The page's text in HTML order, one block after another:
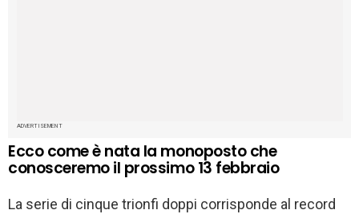
ADVERTISEMENT
Ecco come è nata la monoposto che
conosceremo il prossimo 13 febbraio
La serie di cinque trionfi doppi corrisponde al record